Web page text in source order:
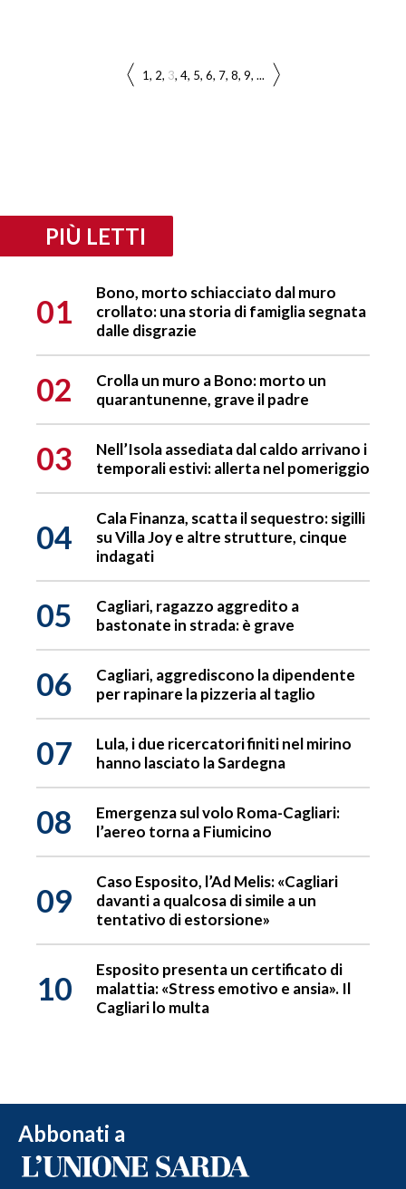
1 2 3 4 5 6 7 8 9 ...
PIÙ LETTI
01
Bono, morto schiacciato dal muro
crollato: una storia di famiglia segnata
dalle disgrazie
02
Crolla un muro a Bono: morto un
quarantunenne, grave il padre
03
Nell’Isola assediata dal caldo arrivano i
temporali estivi: allerta nel pomeriggio
04
Cala Finanza, scatta il sequestro: sigilli
su Villa Joy e altre strutture, cinque
indagati
05
Cagliari, ragazzo aggredito a
bastonate in strada: è grave
06
Cagliari, aggrediscono la dipendente
per rapinare la pizzeria al taglio
07
Lula, i due ricercatori finiti nel mirino
hanno lasciato la Sardegna
08
Emergenza sul volo Roma-Cagliari:
l’aereo torna a Fiumicino
09
Caso Esposito, l’Ad Melis: «Cagliari
davanti a qualcosa di simile a un
tentativo di estorsione»
10
Esposito presenta un certificato di
malattia: «Stress emotivo e ansia». Il
Cagliari lo multa
Abbonati a